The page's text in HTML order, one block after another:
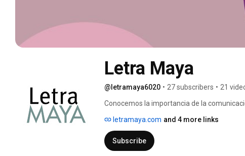
Letra Maya
@letramaya6020 • 27 subscribers • 21
Conocemos la importancia de la
literario o empresarial, se trata de
valioso que decir. Pero, para llevarlo a
acompañe y asesore para hacer de las
letramaya.com and 4 more links
Subscribe